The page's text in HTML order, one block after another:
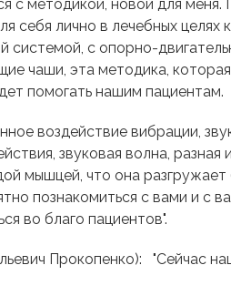
с методикой, новой для
себя лично в лечебных
с опорно-
чаши, эта методика,
помогать нашим пациентам.
воздействие вибрации,
звуковая волна,
мышцей, что она
познакомиться с вами и с
во благо пациентов".
Прокопенко): "Сейчас